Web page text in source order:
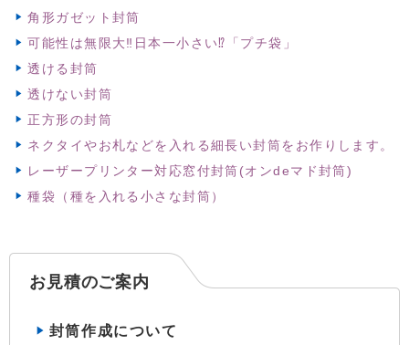
角形ガゼット封筒
可能性は無限大‼日本一小さい⁉「プチ袋」
透ける封筒
透けない封筒
正方形の封筒
ネクタイやお札などを入れる細長い封筒をお作りします。
レーザープリンター対応窓付封筒(オンdeマド封筒)
種袋（種を入れる小さな封筒）
お見積のご案内
封筒作成について